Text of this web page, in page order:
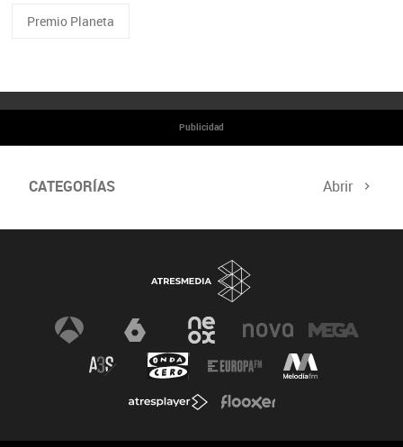
Premio Planeta
Publicidad
CATEGORÍAS Abrir